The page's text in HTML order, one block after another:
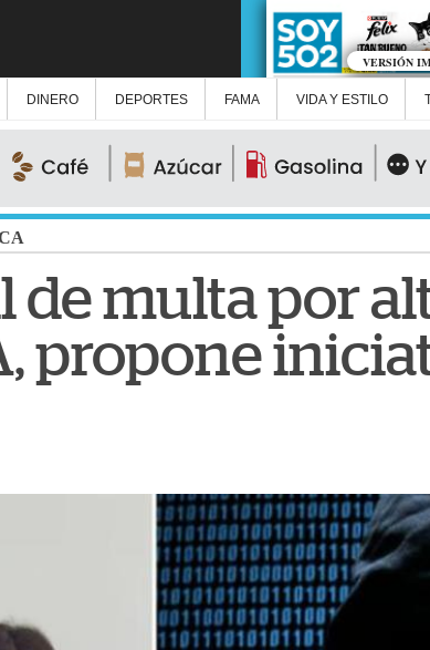
VERSIÓN
DINERO DEPORTES FAMA VIDA Y ESTILO
de multa por
propone